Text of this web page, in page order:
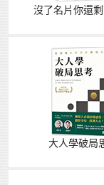
沒了名片你還
大人學破局